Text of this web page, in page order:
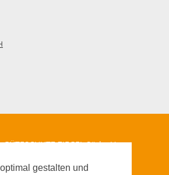
gestalten und
GÜTESCHUTZ ZIEGEL Süd e.V.-
Zertifizierungsstelle